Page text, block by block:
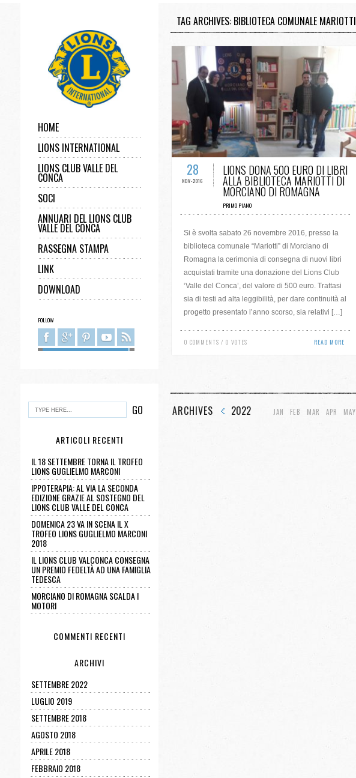
HOME
LIONS INTERNATIONAL
LIONS CLUB VALLE DEL
CONCA
SOCI
ANNUARI DEL LIONS CLUB
VALLE DEL CONCA
RASSEGNA STAMPA
LINK
DOWNLOAD
FOLLOW
ARTICOLI RECENTI
IL 18 SETTEMBRE TORNA IL TROFEO
LIONS GUGLIELMO MARCONI
IPPOTERAPIA: AL VIA LA SECONDA
EDIZIONE GRAZIE AL SOSTEGNO DEL
LIONS CLUB VALLE DEL CONCA
DOMENICA 23 VA IN SCENA IL X
TROFEO LIONS GUGLIELMO MARCONI
2018
IL LIONS CLUB VALCONCA CONSEGNA
UN PREMIO FEDELTÀ AD UNA FAMIGLIA
TEDESCA
MORCIANO DI ROMAGNA SCALDA I
MOTORI
COMMENTI RECENTI
ARCHIVI
SETTEMBRE 2022
LUGLIO 2019
SETTEMBRE 2018
AGOSTO 2018
APRILE 2018
FEBBRAIO 2018
TAG ARCHIVES: BIBLIOTECA COMUNALE MARIOTTI
0 COMMENTS / 0 VOTES
28
NOV-2016
LIONS DONA 500 EURO DI LIBRI
ALLA BIBLIOTECA MARIOTTI DI
MORCIANO DI ROMAGNA
PRIMO PIANO
Si è svolta sabato 26 novembre 2016, presso la
biblioteca comunale “Mariotti” di Morciano di
Romagna la cerimonia di consegna di nuovi libri
acquistati tramite una donazione del Lions Club
‘Valle del Conca’, del valore di 500 euro. Trattasi
sia di testi ad alta leggibilità, per dare continuità al
progetto presentato l’anno scorso, sia relativi […]
0 COMMENTS / 0 VOTES READ MORE
ARCHIVES 2022 JAN FEB MAR APR MAY